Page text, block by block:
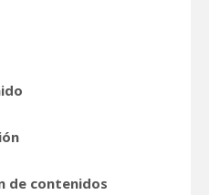
de contenidos